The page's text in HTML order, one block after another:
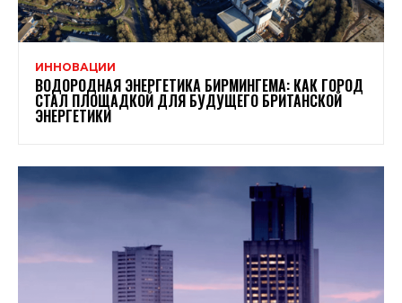
ИННОВАЦИИ
ВОДОРОДНАЯ ЭНЕРГЕТИКА БИРМИНГЕМА: КАК ГОРОД
СТАЛ ПЛОЩАДКОЙ ДЛЯ БУДУЩЕГО БРИТАНСКОЙ
ЭНЕРГЕТИКИ